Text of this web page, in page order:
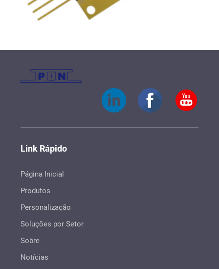
Link Rápido
Página Inicial
Produtos
Personalização
Soluções por Setor
Sobre
Notícias